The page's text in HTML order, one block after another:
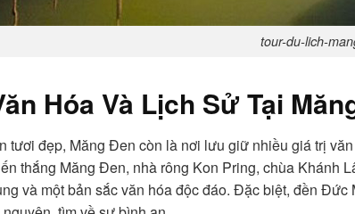
tour-du-lich-
Hóa Và Lịch Sử Tại
tươi đẹp, Măng Đen còn là nơi lưu giữ nhiều giá trị
thắng Măng Đen, nhà rông Kon Pring, chùa Khánh
và một bản sắc văn hóa độc đáo. Đặc biệt, đền